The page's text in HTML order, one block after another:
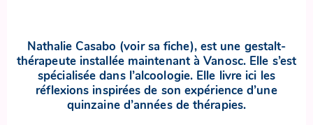
Nathalie Casabo (voir sa fiche), est une gestalt-
thérapeute installée maintenant à Vanosc. Elle s’est
spécialisée dans l’alcoologie. Elle livre ici les
réflexions inspirées de son expérience d’une
quinzaine d’années de thérapies.